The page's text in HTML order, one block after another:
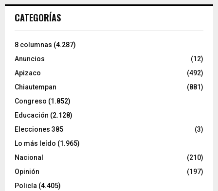
CATEGORÍAS
8 columnas (4.287)
Anuncios
(12)
Apizaco
(492)
Chiautempan
(881)
Congreso (1.852)
Educación (2.128)
Elecciones 385
(3)
Lo más leído (1.965)
Nacional
(210)
Opinión
(197)
Policía (4.405)